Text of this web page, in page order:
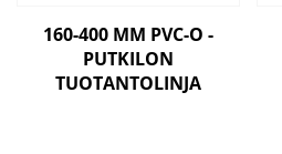
160-400 MM PVC-O -
PUTKILON
TUOTANTOLINJA